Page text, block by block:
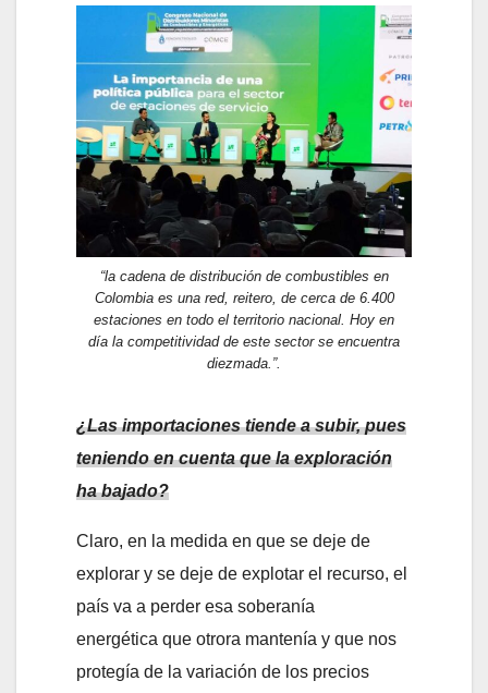
“la cadena de distribución de combustibles en
Colombia es una red, reitero, de cerca de 6.400
estaciones en todo el territorio nacional. Hoy en
día la competitividad de este sector se encuentra
diezmada.”.
¿Las importaciones tiende a subir, pues
teniendo en cuenta que la exploración
ha bajado?
Claro, en la medida en que se deje de
explorar y se deje de explotar el recurso, el
país va a perder esa soberanía
energética que otrora mantenía y que nos
protegía de la variación de los precios